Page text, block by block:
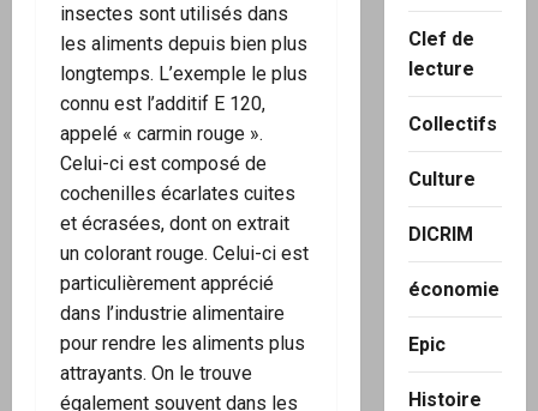
insectes sont utilisés dans
les aliments depuis bien plus
longtemps. L’exemple le plus
connu est l’additif E 120,
appelé « carmin rouge ».
Celui-ci est composé de
cochenilles écarlates cuites
et écrasées, dont on extrait
un colorant rouge. Celui-ci est
particulièrement apprécié
dans l’industrie alimentaire
pour rendre les aliments plus
attrayants. On le trouve
également souvent dans les
Clef de
lecture
Collectifs
Culture
DICRIM
économie
Epic
Histoire